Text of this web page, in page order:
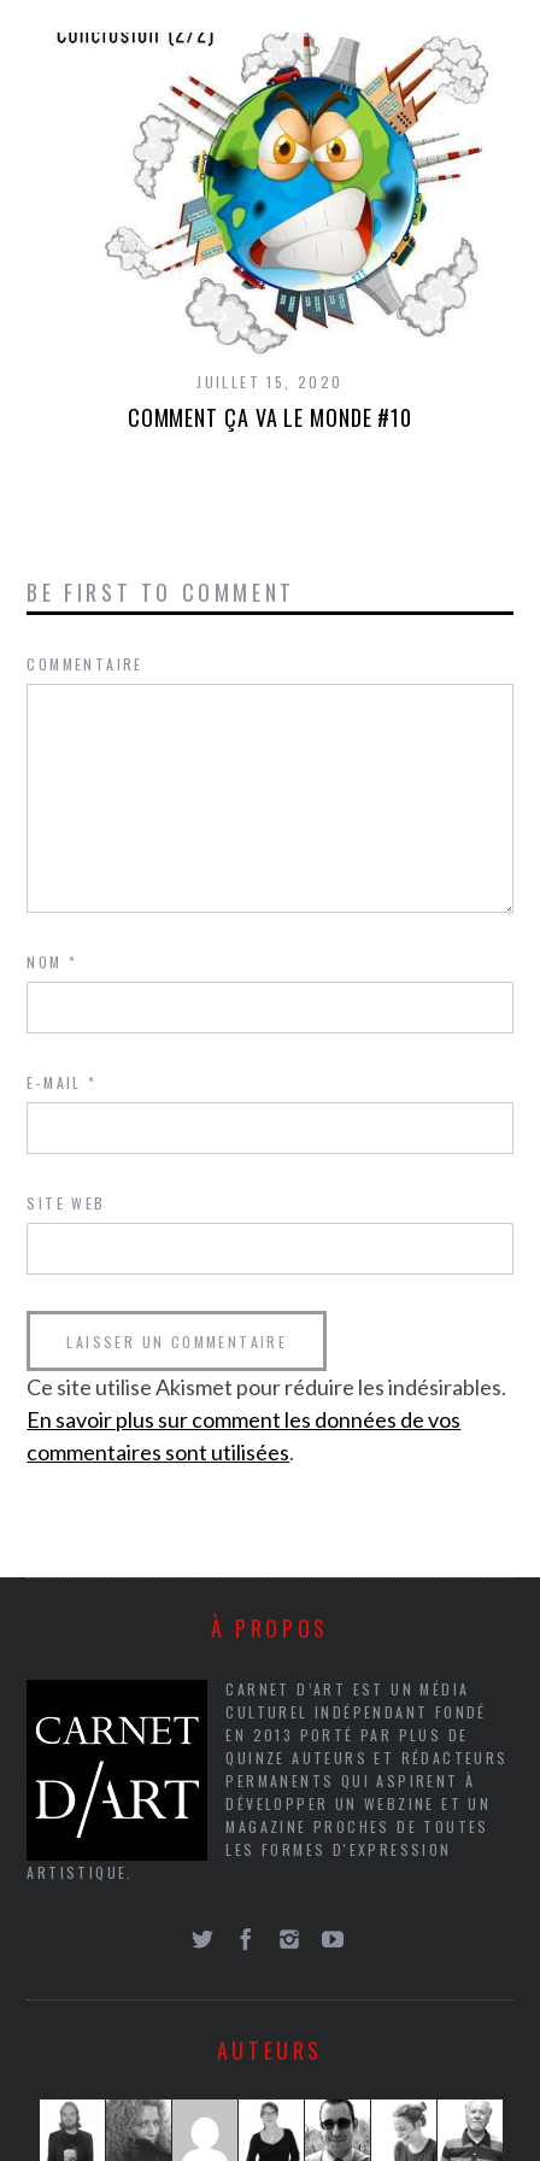
JUILLET 15, 2020
COMMENT ÇA VA LE MONDE #10
BE FIRST TO COMMENT
COMMENTAIRE
NOM*
E-MAIL*
SITE WEB
Ce site utilise Akismet pour réduire les indésirables.
En savoir plus sur comment les données de vos
commentaires sont utilisées.
À PROPOS
CARNET D’ART EST UN MÉDIA
CULTUREL INDÉPENDANT FONDÉ
EN 2013 PORTÉ PAR PLUS DE
QUINZE AUTEURS ET RÉDACTEURS
PERMANENTS QUI ASPIRENT À
DÉVELOPPER UN WEBZINE ET UN
MAGAZINE PROCHES DE TOUTES
LES FORMES D'EXPRESSION
ARTISTIQUE.
AUTEURS